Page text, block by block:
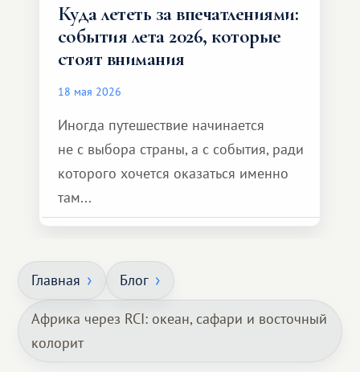
Куда лететь за впечатлениями:
события лета 2026, которые
стоят внимания
18 мая 2026
Иногда путешествие начинается
не с выбора страны, а с события, ради
которого хочется оказаться именно
там...
Главная Блог
Африка через RCI: океан, сафари и восточный
колорит